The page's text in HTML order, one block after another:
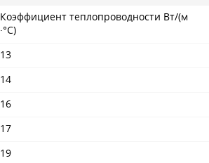
Коэффициент теплопроводности Вт/(м
·°С)
13
14
16
17
19